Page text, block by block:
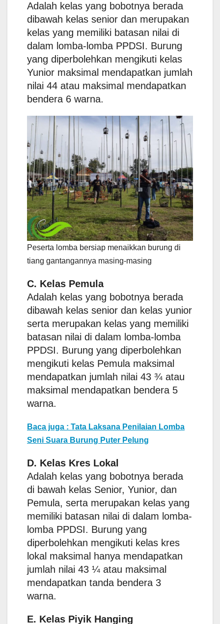
Adalah kelas yang bobotnya berada
dibawah kelas senior dan merupakan
kelas yang memiliki batasan nilai di
dalam lomba-lomba PPDSI. Burung
yang diperbolehkan mengikuti kelas
Yunior maksimal mendapatkan jumlah
nilai 44 atau maksimal mendapatkan
bendera 6 warna.
Peserta lomba bersiap menaikkan burung di
tiang gantangannya masing-masing
C. Kelas Pemula
Adalah kelas yang bobotnya berada
dibawah kelas senior dan kelas yunior
serta merupakan kelas yang memiliki
batasan nilai di dalam lomba-lomba
PPDSI. Burung yang diperbolehkan
mengikuti kelas Pemula maksimal
mendapatkan jumlah nilai 43 ¾ atau
maksimal mendapatkan bendera 5
warna.
Baca juga : Tata Laksana Penilaian Lomba
Seni Suara Burung Puter Pelung
D. Kelas Kres Lokal
Adalah kelas yang bobotnya berada
di bawah kelas Senior, Yunior, dan
Pemula, serta merupakan kelas yang
memiliki batasan nilai di dalam lomba-
lomba PPDSI. Burung yang
diperbolehkan mengikuti kelas kres
lokal maksimal hanya mendapatkan
jumlah nilai 43 ¼ atau maksimal
mendapatkan tanda bendera 3
warna.
E. Kelas Piyik Hanging